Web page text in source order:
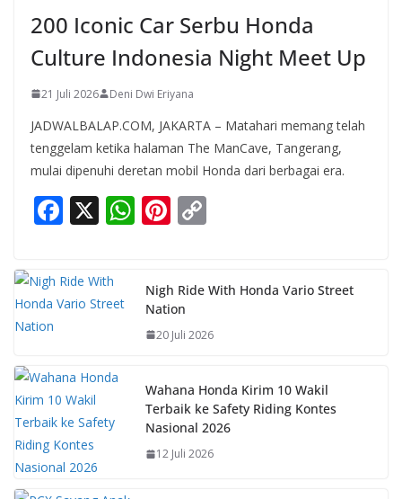
200 Iconic Car Serbu Honda
Culture Indonesia Night Meet Up
21 Juli 2026 Deni Dwi Eriyana
JADWALBALAP.COM, JAKARTA – Matahari memang telah
tenggelam ketika halaman The ManCave, Tangerang,
mulai dipenuhi deretan mobil Honda dari berbagai era.
F
e
b
k
X W
s
A
p
Pi
e
st
y
Li
k
Nigh Ride With Honda Vario Street
Nation
20 Juli 2026
Wahana Honda Kirim 10 Wakil
Terbaik ke Safety Riding Kontes
Nasional 2026
12 Juli 2026